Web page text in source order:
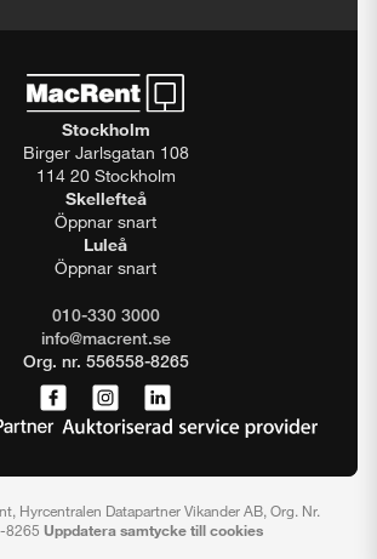
Stockholm
Birger Jarlsgatan 108
114 20 Stockholm
Skellefteå
Öppnar snart
Luleå
Öppnar snart
010-330 3000
info@macrent.se
Org. nr. 556558-8265
Hyrcentralen Datapartner Vikander AB, Org. Nr.
8265 Uppdatera samtycke till cookies